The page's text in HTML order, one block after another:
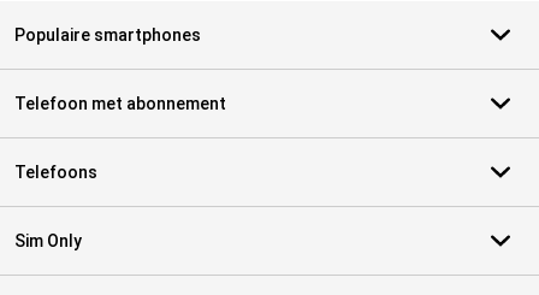
Populaire smartphones
Telefoon met abonnement
Telefoons
Sim Only